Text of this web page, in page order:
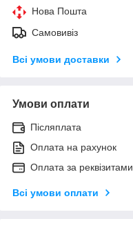
Нова Пошта
Самовивіз
Всі умови доставки
Умови оплати
Післяплата
Оплата на рахунок
Оплата за реквізитами
Всі умови оплати